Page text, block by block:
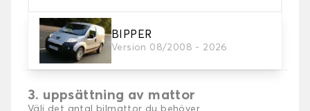
BIPPER
Version 08/2008 - 2026
2. Material
Välj material för din bilmatta.
3. uppsättning av mattor